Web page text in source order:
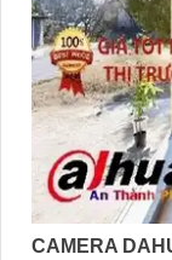
CAMERA